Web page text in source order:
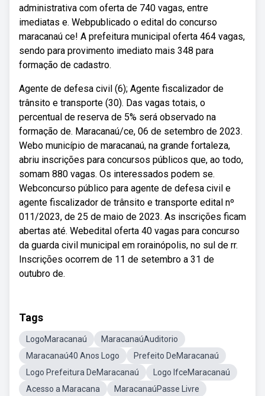
administrativa com oferta de 740 vagas, entre
imediatas e. Webpublicado o edital do concurso
maracanaú ce! A prefeitura municipal oferta 464 vagas,
sendo para provimento imediato mais 348 para
formação de cadastro.
Agente de defesa civil (6); Agente fiscalizador de
trânsito e transporte (30). Das vagas totais, o
percentual de reserva de 5% será observado na
formação de. Maracanaú/ce, 06 de setembro de 2023.
Webo município de maracanaú, na grande fortaleza,
abriu inscrições para concursos públicos que, ao todo,
somam 880 vagas. Os interessados podem se.
Webconcurso público para agente de defesa civil e
agente fiscalizador de trânsito e transporte edital nº
011/2023, de 25 de maio de 2023. As inscrições ficam
abertas até. Webedital oferta 40 vagas para concurso
da guarda civil municipal em rorainópolis, no sul de rr.
Inscrições ocorrem de 11 de setembro a 31 de
outubro de.
Tags
LogoMaracanaú
MaracanaúAuditorio
Maracanaú40 Anos Logo
Prefeito DeMaracanaú
Logo Prefeitura DeMaracanaú
Logo IfceMaracanaú
Acesso a Maracana
MaracanaúPasse Livre